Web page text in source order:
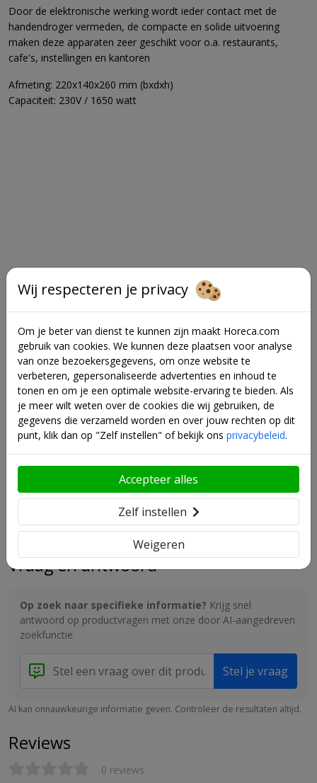
Door de elektronische werking wordt ieder contact met de
handendroger vermeden, de compacte en solide uitvoering
maken deze apparaten zeer geschikt voor o.a. restaurants,
cafe's, instellingen en kantoren
Afmeting: 220x140x260 mm (bxdxh)
Capaciteit: 230V / 1650 watt
Wat zegt onze expert?
De belangrijkste plus- en minpunten op een rijtje:
Energiezuinig design vermindert de totale operationele
kosten in commerciële omgevingen.
Duurzaam kunststof materiaal biedt uitstekende
weerstand tegen slijtage en beschadigingen.
Krachtige motor zorgt voor snelle en efficiënte droging,
ideaal voor drukbezochte locaties.
Vraag en antwoord
Op zoek naar specifieke informatie? Krijg snel
antwoord op productvragen met onze door AI-aangedreven
zoekfunctie.
Stel je vraag
AI kan onnauwkeurige informatie geven. Controleer de resultaten altijd.
Reviews
0 reviews
Wij respecteren je privacy
Om je beter van dienst te kunnen zijn maakt Horeca.com
gebruik van cookies. We kunnen deze plaatsen voor analyse
van onze bezoekersgegevens, om onze website te
verbeteren, gepersonaliseerde advertenties en inhoud te
tonen en om je een optimale website-ervaring te bieden. Als
je meer wilt weten over de cookies die wij gebruiken, de
gegevens die verzameld worden en over jouw rechten op dit
punt, klik dan op "Zelf instellen" of bekijk ons privacybeleid.
Weigeren
Zelf instellen
Accepteer alles